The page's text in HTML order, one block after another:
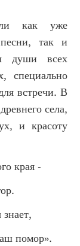
как уже
так и
души всех
специально
встречи. В
села,
и красоту
края -
помор».